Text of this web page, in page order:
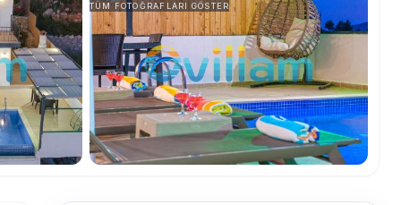
TÜM FOTOĞRAFLARI GÖSTER